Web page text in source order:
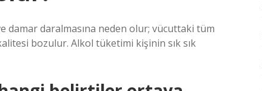
daralmasına neden olur; vücuttaki tüm
bozulur. Alkol tüketimi kişinin sık sık